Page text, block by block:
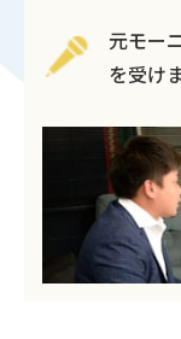
元モー
を受け